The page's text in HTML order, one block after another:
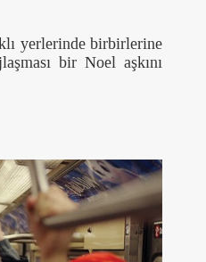
yerlerinde birbirlerine
bir Noel aşkını